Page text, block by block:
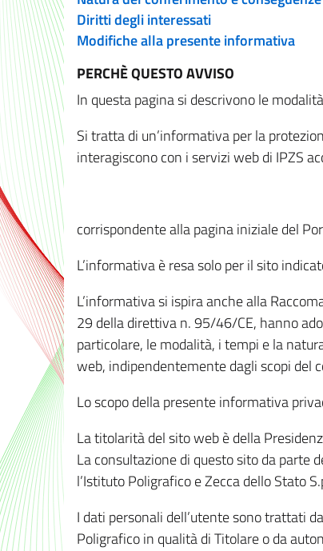
Diritti degli interessati
Modifiche alla presente informativa
PERCHÈ QUESTO AVVISO
In questa pagina si descrivono le
Si tratta di un’informativa per la
interagiscono con i servizi web di IPZS
corrispondente alla pagina iniziale del
L’informativa è resa solo per il sito
L’informativa si ispira anche alla
29 della direttiva n. 95/46/CE, hanno
particolare, le modalità, i tempi e la
web, indipendentemente dagli scopi del
Lo scopo della presente informativa
La titolarità del sito web è della
La consultazione di questo sito da parte
l’Istituto Poligrafico e Zecca dello Stato
I dati personali dell’utente sono trattati
Poligrafico in qualità di Titolare o da